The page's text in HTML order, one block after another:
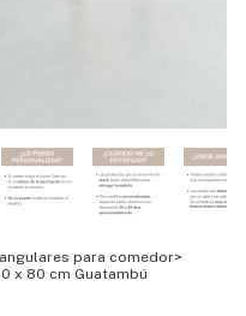
para comedor>
x 80 cm Guatambú